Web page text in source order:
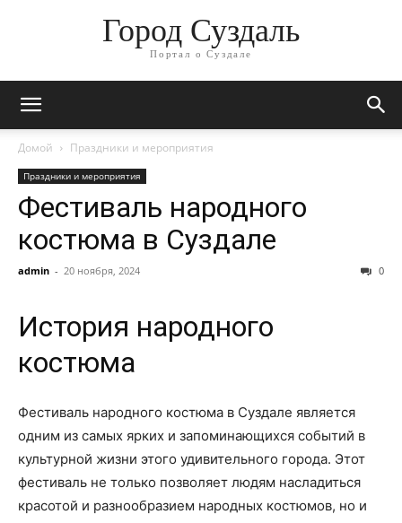
Город Суздаль
Портал о Суздале
Домой Праздники и мероприятия
Праздники и мероприятия
Фестиваль народного
костюма в Суздале
admin - 20 ноября, 2024 0
История народного
костюма
Фестиваль народного костюма в Суздале является
одним из самых ярких и запоминающихся событий в
культурной жизни этого удивительного города. Этот
фестиваль не только позволяет людям насладиться
красотой и разнообразием народных костюмов, но и